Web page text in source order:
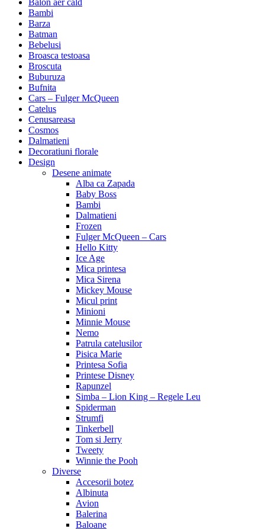
Balon aer cald
Bambi
Barza
Batman
Bebelusi
Broasca testoasa
Broscuta
Buburuza
Bufnita
Cars – Fulger McQueen
Catelus
Cenusareasa
Cosmos
Dalmatieni
Decoratiuni florale
Design
Desene animate
Alba ca Zapada
Baby Boss
Bambi
Dalmatieni
Frozen
Fulger McQueen – Cars
Hello Kitty
Ice Age
Mica printesa
Mica Sirena
Mickey Mouse
Micul print
Minioni
Minnie Mouse
Nemo
Patrula catelusilor
Pisica Marie
Printesa Sofia
Printese Disney
Rapunzel
Simba – Lion King – Regele Leu
Spiderman
Strumfi
Tinkerbell
Tom si Jerry
Tweety
Winnie the Pooh
Diverse
Accesorii botez
Albinuta
Avion
Balerina
Baloane